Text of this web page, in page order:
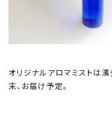
オリジナルアロマミストは
末、お届け予定。